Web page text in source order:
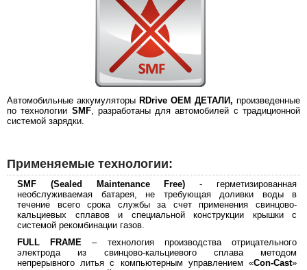
Автомобильные аккумуляторы RDrive OEM ДЕТАЛИ, произведенные
по технологии SMF, разработаны для автомобилей страдиционной
системой зарядки.
Применяемые технологии:
SMF (Sealed Maintenance Free) - герметизированная
необслуживаемая батарея, не требующая доливки воды в
течение всего срока службы за счет применения свинцово-
кальциевых сплавов и специальной конструкции крышки с
системой рекомбинации газов.
FULL FRAME – технология производства отрицательного
электрода из свинцово-кальциевого сплава методом
непрерывного литья с компьютерным управлением «Con-Cast»